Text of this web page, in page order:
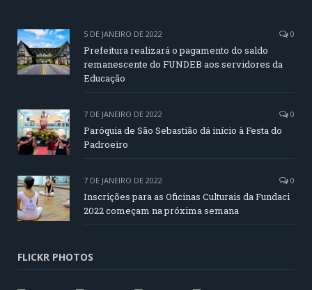
5 DE JANEIRO DE 2022 0
Prefeitura realizará o pagamento do saldo
remanescente do FUNDEB aos servidores da
Educação
7 DE JANEIRO DE 2022 0
Paróquia de São Sebastião dá início à Festa do
Padroeiro
7 DE JANEIRO DE 2022 0
Inscrições para as Oficinas Culturais da Fundaci
2022 começam na próxima semana
FLICKR PHOTOS